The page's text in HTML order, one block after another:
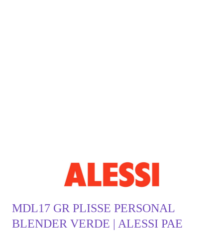
MDL17 GR PLISSE PERSONAL
BLENDER VERDE | ALESSI PAE